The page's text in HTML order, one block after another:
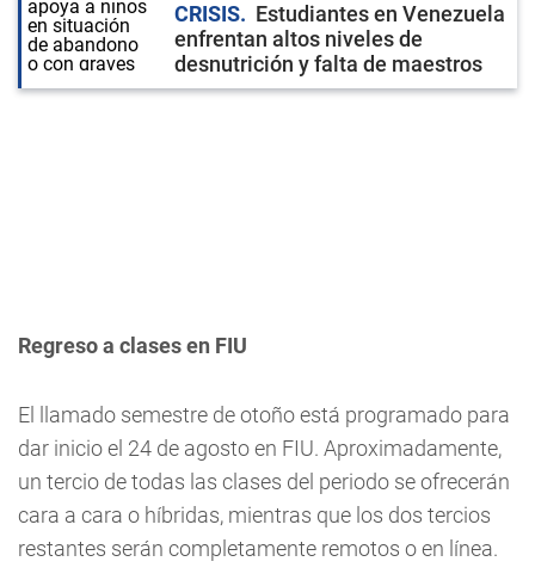
CRISIS
Estudiantes en Venezuela
enfrentan altos niveles de
desnutrición y falta de maestros
Regreso a clases en FIU
El llamado semestre de otoño está programado para
dar inicio el 24 de agosto en FIU. Aproximadamente,
un tercio de todas las clases del periodo se ofrecerán
cara a cara o híbridas, mientras que los dos tercios
restantes serán completamente remotos o en línea.